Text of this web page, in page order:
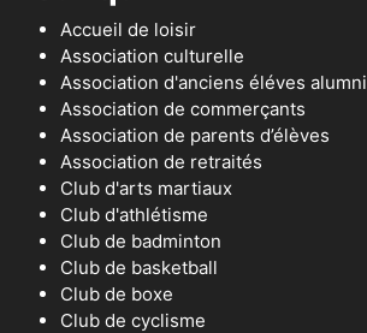
Accueil de loisir
Association culturelle
Association d'anciens éléves alumni
Association de commerçants
Association de parents d’élèves
Association de retraités
Club d'arts martiaux
Club d'athlétisme
Club de badminton
Club de basketball
Club de boxe
Club de cyclisme